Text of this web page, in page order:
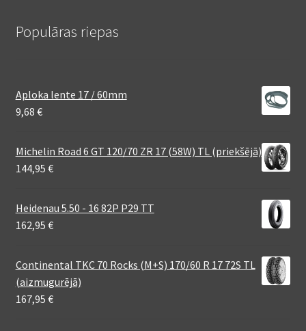
Populāras riepas
Aploka lente 17 / 60mm
9,68 €
Michelin Road 6 GT 120/70 ZR 17 (58W) TL (priekšējā)
144,95 €
Heidenau 5.50 - 16 82P P29 TT
162,95 €
Continental TKC 70 Rocks (M+S) 170/60 R 17 72S TL
(aizmugurējā)
167,95 €